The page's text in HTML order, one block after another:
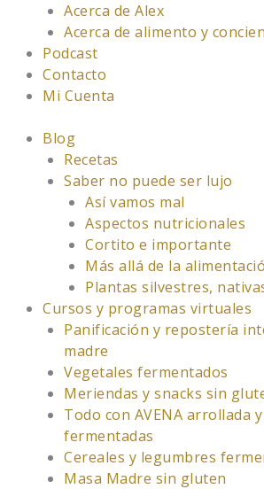
Acerca de Alex
Acerca de alimento y
Podcast
Contacto
Mi Cuenta
Blog
Recetas
Saber no puede ser lujo
Así vamos mal
Aspectos nutricionales
Cortito e importante
Más allá de la
Plantas silvestres,
Cursos y programas virtuales
Panificación y repostería
madre
Vegetales fermentados
Meriendas y snacks sin
Todo con AVENA arrollada
fermentadas
Cereales y legumbres
Masa Madre sin gluten